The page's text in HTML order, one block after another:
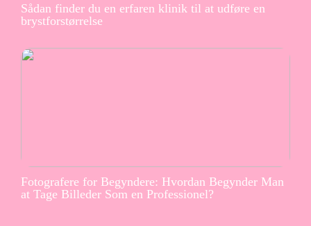
Sådan finder du en erfaren klinik til at udføre en
brystforstørrelse
Fotografere for Begyndere: Hvordan Begynder Man
at Tage Billeder Som en Professionel?